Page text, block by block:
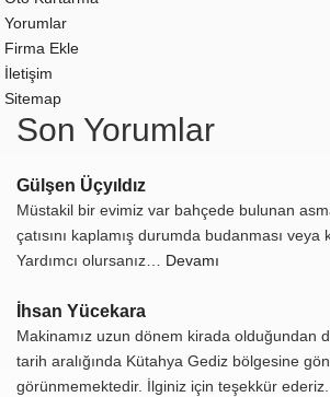
Yorumlar
Firma Ekle
İletişim
Sitemap
Son Yorumlar
Gülşen Üçyıldız
Müstakil bir evimiz var bahçede bulunan
çatısını kaplamış durumda budanması veya
Yardımcı olursanız… Devamı
İhsan Yücekara
Makinamız uzun dönem kirada olduğundan
tarih aralığında Kütahya Gediz bölgesine
görünmemektedir. İlginiz için teşekkür